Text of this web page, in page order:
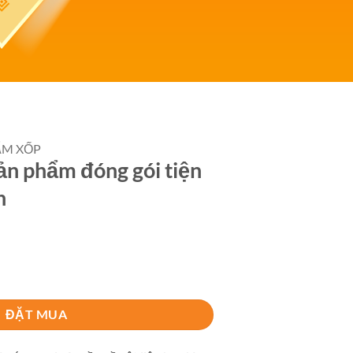
XỐP
phẩm đóng gói tiện
tiện dụng và an toàn số lượng
ĐẶT MUA